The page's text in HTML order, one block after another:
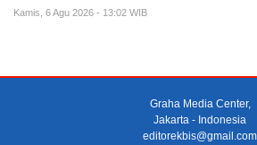
Kamis, 6 Agu 2026 - 13:02 WIB
Graha Media Center,
Jakarta - Indonesia
editorekbis@gmail.com